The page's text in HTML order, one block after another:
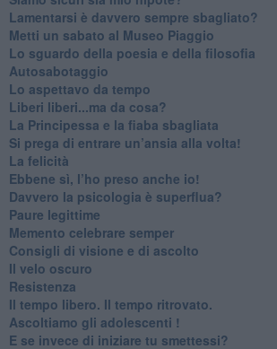
​Lamentarsi è davvero sempre sbagliato?
​Metti un sabato al Museo Piaggio
​Lo sguardo della poesia e della filosofia
Autosabotaggio
​Lo aspettavo da tempo
​Liberi liberi...ma da cosa?
​La Principessa e la fiaba sbagliata
Si prega di entrare un’ansia alla volta!
​La felicità
​Ebbene sì, l’ho preso anche io!
​Davvero la psicologia è superflua?
Paure legittime
​Memento celebrare semper
​Consigli di visione e di ascolto
​Il velo oscuro
Resistenza
​Il tempo libero. Il tempo ritrovato.
Ascoltiamo gli adolescenti !
​E se invece di iniziare tu smettessi?